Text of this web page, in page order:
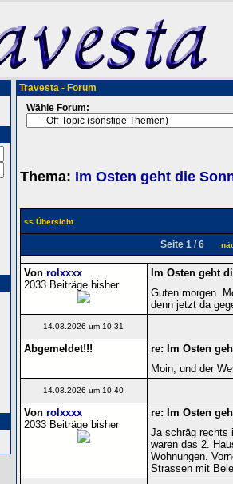
Travesta - Forum
Wähle Forum:
Thema: Im Osten geht die
<< Übersicht
Seite 1 / 6
Von rolxxxx
2033 Beiträge bisher
Im Osten geht
Guten morgen.
denn jetzt da
14.03.2026 um 10:31
Abgemeldet!!!
re: Im Osten
Moin, und der
14.03.2026 um 10:40
Von rolxxxx
2033 Beiträge bisher
re: Im Osten
Ja schräg rechts
waren das 2.
Wohnungen.
Strassen mit